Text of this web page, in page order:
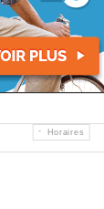
Horaires